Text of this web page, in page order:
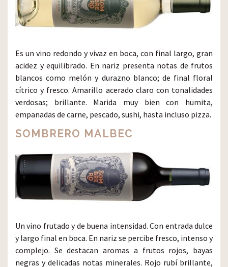
Es un vino redondo y vivaz en boca, con final largo, gran
acidez y equilibrado. En nariz presenta notas de frutos
blancos como melón y durazno blanco; de final floral
cítrico y fresco. Amarillo acerado claro con tonalidades
verdosas; brillante. Marida muy bien con humita,
empanadas de carne, pescado, sushi, hasta incluso pizza.
SOMBRERO MALBEC
Un vino frutado y de buena intensidad. Con entrada dulce
y largo final en boca. En nariz se percibe fresco, intenso y
complejo. Se destacan aromas a frutos rojos, bayas
negras y delicadas notas minerales. Rojo rubí brillante,